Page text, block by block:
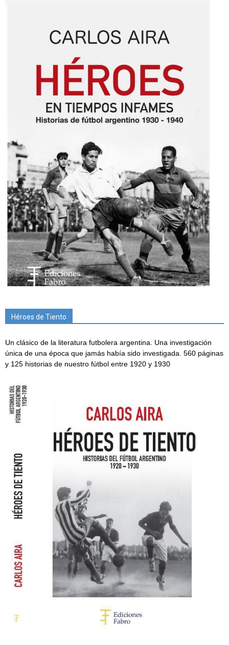
Héroes de Tiento
Un clásico de la literatura futbolera argentina. Una investigación
única de una época que jamás había sido investigada. 560 páginas
y 125 historias de nuestro fútbol entre 1920 y 1930